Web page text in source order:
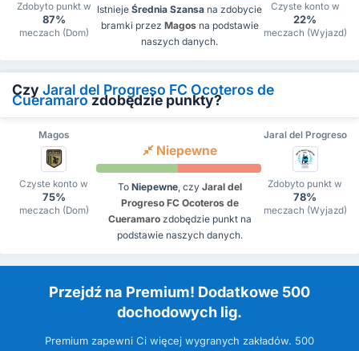
Zdobyto punkt w
87%
meczach (Dom)
Istnieje Średnia Szansa na zdobycie
bramki przez Magosna podstawie
naszych danych.
Czyste konto w
22%
meczach (Wyjazd)
CzyJaral del Progreso FC Ocoteros de
Cueramarozdobędzie punkty?
Magos Jaral del Progreso
Czyste konto w
75%
meczach (Dom)
Niepewne
To Niepewne, czy Jaral del
Progreso FC Ocoteros de
Cueramarozdobędzie punkt na
podstawie naszych danych.
Zdobyto punkt w
78%
meczach (Wyjazd)
Przejdź na Premium! Dodatkowe 500
dochodowych lig.
Premium zapewni Ci więcej wygranych zakładów. 500